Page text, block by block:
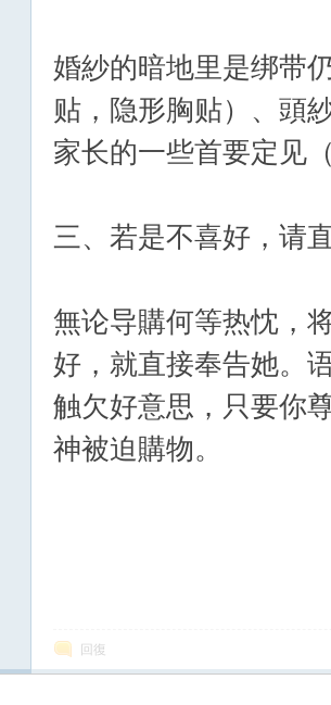
婚紗的暗地里是绑带
贴，隐形胸贴）、頭
家长的一些首要定见
三、若是不喜好，请
無论导購何等热忱，
好，就直接奉告她。
触欠好意思，只要你
神被迫購物。
回復